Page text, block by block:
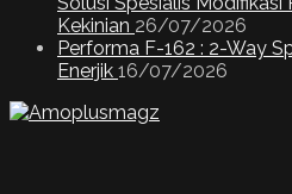
Kekinian 26/07/2026
Performa F-162 : 2-Way
Enerjik 16/07/2026